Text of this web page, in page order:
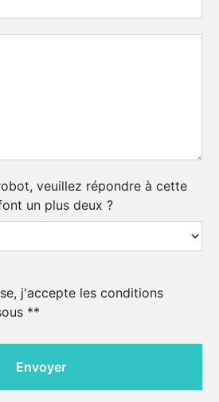
veuillez répondre à cette
un plus deux ?
j'accepte les conditions
**
Envoyer